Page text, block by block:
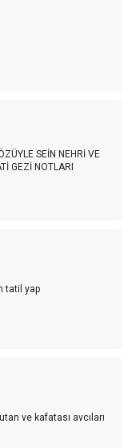
SEİN NEHRİ VE
GEZİ NOTLARI
tatil yap
ve kafatası avcıları